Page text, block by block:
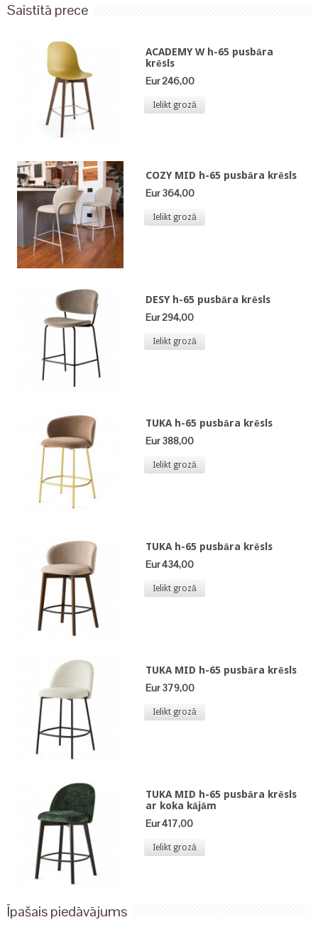
Saistītā prece
ACADEMY W h-65 pusbāra
krēsls
Eur 246,00
Ielikt grozā
COZY MID h-65 pusbāra krēsls
Eur 364,00
Ielikt grozā
DESY h-65 pusbāra krēsls
Eur 294,00
Ielikt grozā
TUKA h-65 pusbāra krēsls
Eur 388,00
Ielikt grozā
TUKA h-65 pusbāra krēsls
Eur 434,00
Ielikt grozā
TUKA MID h-65 pusbāra krēsls
Eur 379,00
Ielikt grozā
TUKA MID h-65 pusbāra krēsls
ar koka kājām
Eur 417,00
Ielikt grozā
Īpašais piedāvājums